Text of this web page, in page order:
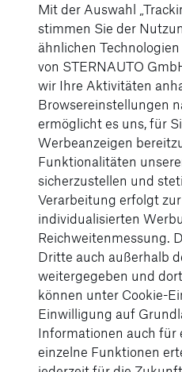
Ihr starker Partner
Genießen
und
eine
Atmosphäre
Mit der Auswahl
stimmen Sie der
ähnlichen
von STERNAUTO
wir Ihre Aktivitäten
Browsereinstellungen
ermöglicht es uns, für
Werbeanzeigen
Funktionalitäten
sicherzustellen und
Verarbeitung erfolgt
individualisierten
Reichweitenmessung.
Dritte auch außerhalb
weitergegeben und
können unter Cookie-
Einwilligung auf
Informationen auch für
einzelne Funktionen